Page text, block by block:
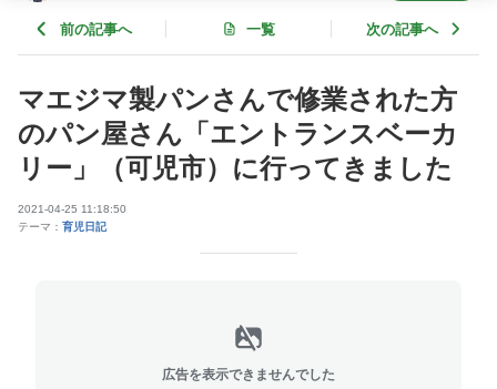
前の記事へ 一覧 次の記事へ
マエジマ製パンさんで修業された方
のパン屋さん「エントランスベーカ
リー」（可児市）に行ってきました
2021-04-25 11:18:50
テーマ： 育児日記
広告を表示できませんでした